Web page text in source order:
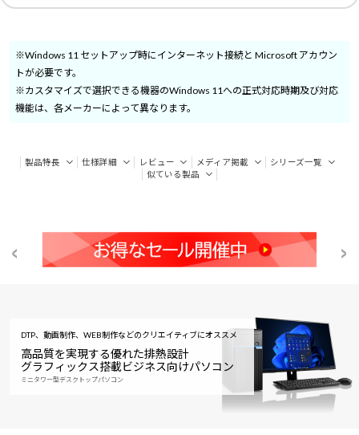
※Windows 11 セットアップ時にインターネット接続と Microsoft アカウン
トが必要です。
※カスタマイズで選択できる機器のWindows 11への正式対応時期及び対応
機能は、各メーカーによって異なります。
製品特長 仕様詳細 レビュー メディア掲載
シリーズ一覧
似ている製品
DTP、動画制作、WEB制作などのクリエイティブにオススメ
高品質を実現する優れた排熱設計
グラフィックス搭載ビジネス向けパソコン
ミニタワー型デスクトップパソコン